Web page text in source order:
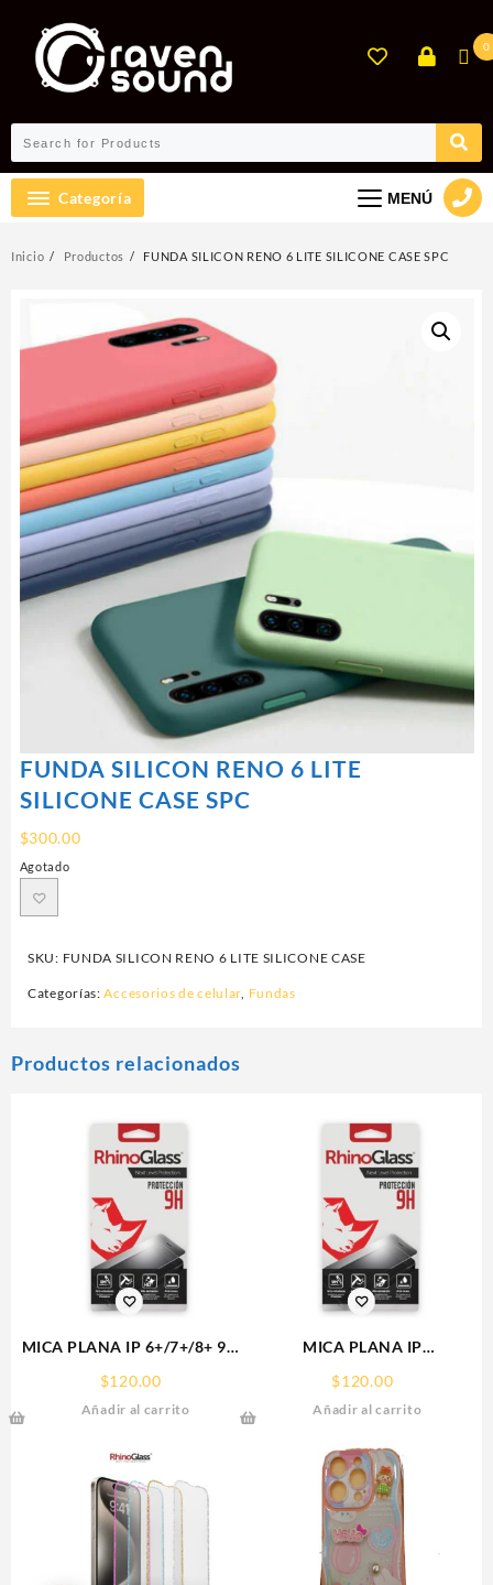
contenido
0
Categoría MENÚ
Inicio Productos FUNDA SILICON RENO 6 LITE SILICONE CASE SPC
FUNDA SILICON RENO 6 LITE
SILICONE CASE SPC
$300.00
Agotado
SKU: FUNDA SILICON RENO 6 LITE SILICONE CASE
Categorías:Accesorios de celular, Fundas
Productos relacionados
MICA PLANA IP 6+/7+/8+ 9H
$120.00
Añadir al carrito
MICA PLANA IP
9H RHINOGLASS
$120.00
Añadir al carrito